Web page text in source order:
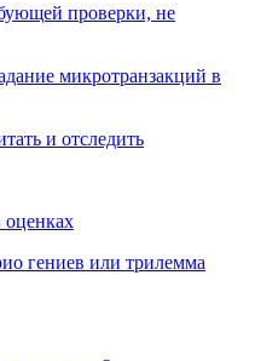
проверки, не
микротранзакций в
и отследить
оценках
гениев или трилемма